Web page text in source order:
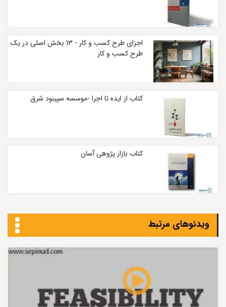
اجزای طرح کسب و کار - 13 بخش اصلی در یک
طرح کسب و کار
کتاب از ایده تا اجرا -موسسه سپینود شرق
کتاب بازار پژوهی آسان
ویدئوهای مرتبط